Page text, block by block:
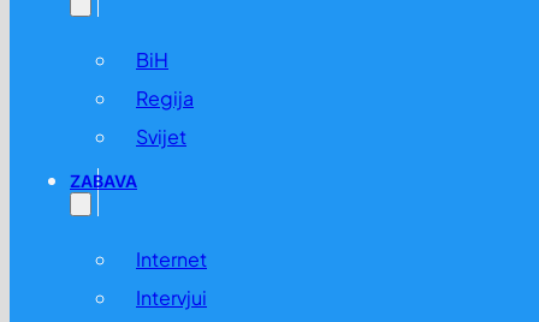
BiH
Regija
Svijet
ZABAVA
Internet
Intervjui